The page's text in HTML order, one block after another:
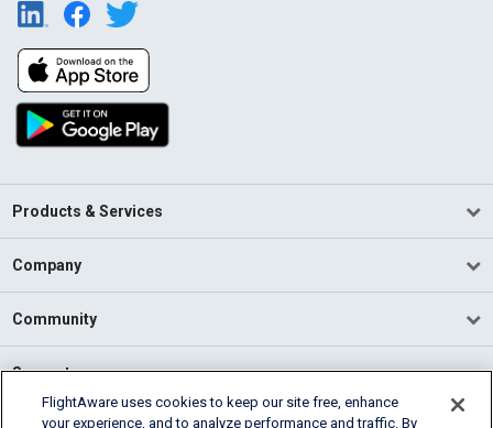
Products & Services
Company
Community
Support
FlightAware uses cookies to keep our site free, enhance
your experience, and to analyze performance and traffic. By